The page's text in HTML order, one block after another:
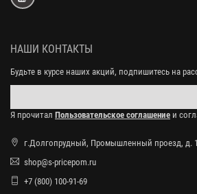
НАШИ КОНТАКТЫ
Будьте в курсе наших акций, подпишитесь на
Я прочитал Пользовательское соглашение и
г.Долгопрудный, Промышленный проезд, д.
shop@s-pricepom.ru
+7 (800) 100-91-69